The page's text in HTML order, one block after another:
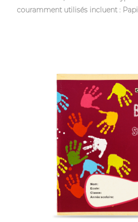
couramment utilisés incluent :